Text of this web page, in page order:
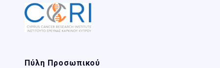
Πύλη Προσωπικού